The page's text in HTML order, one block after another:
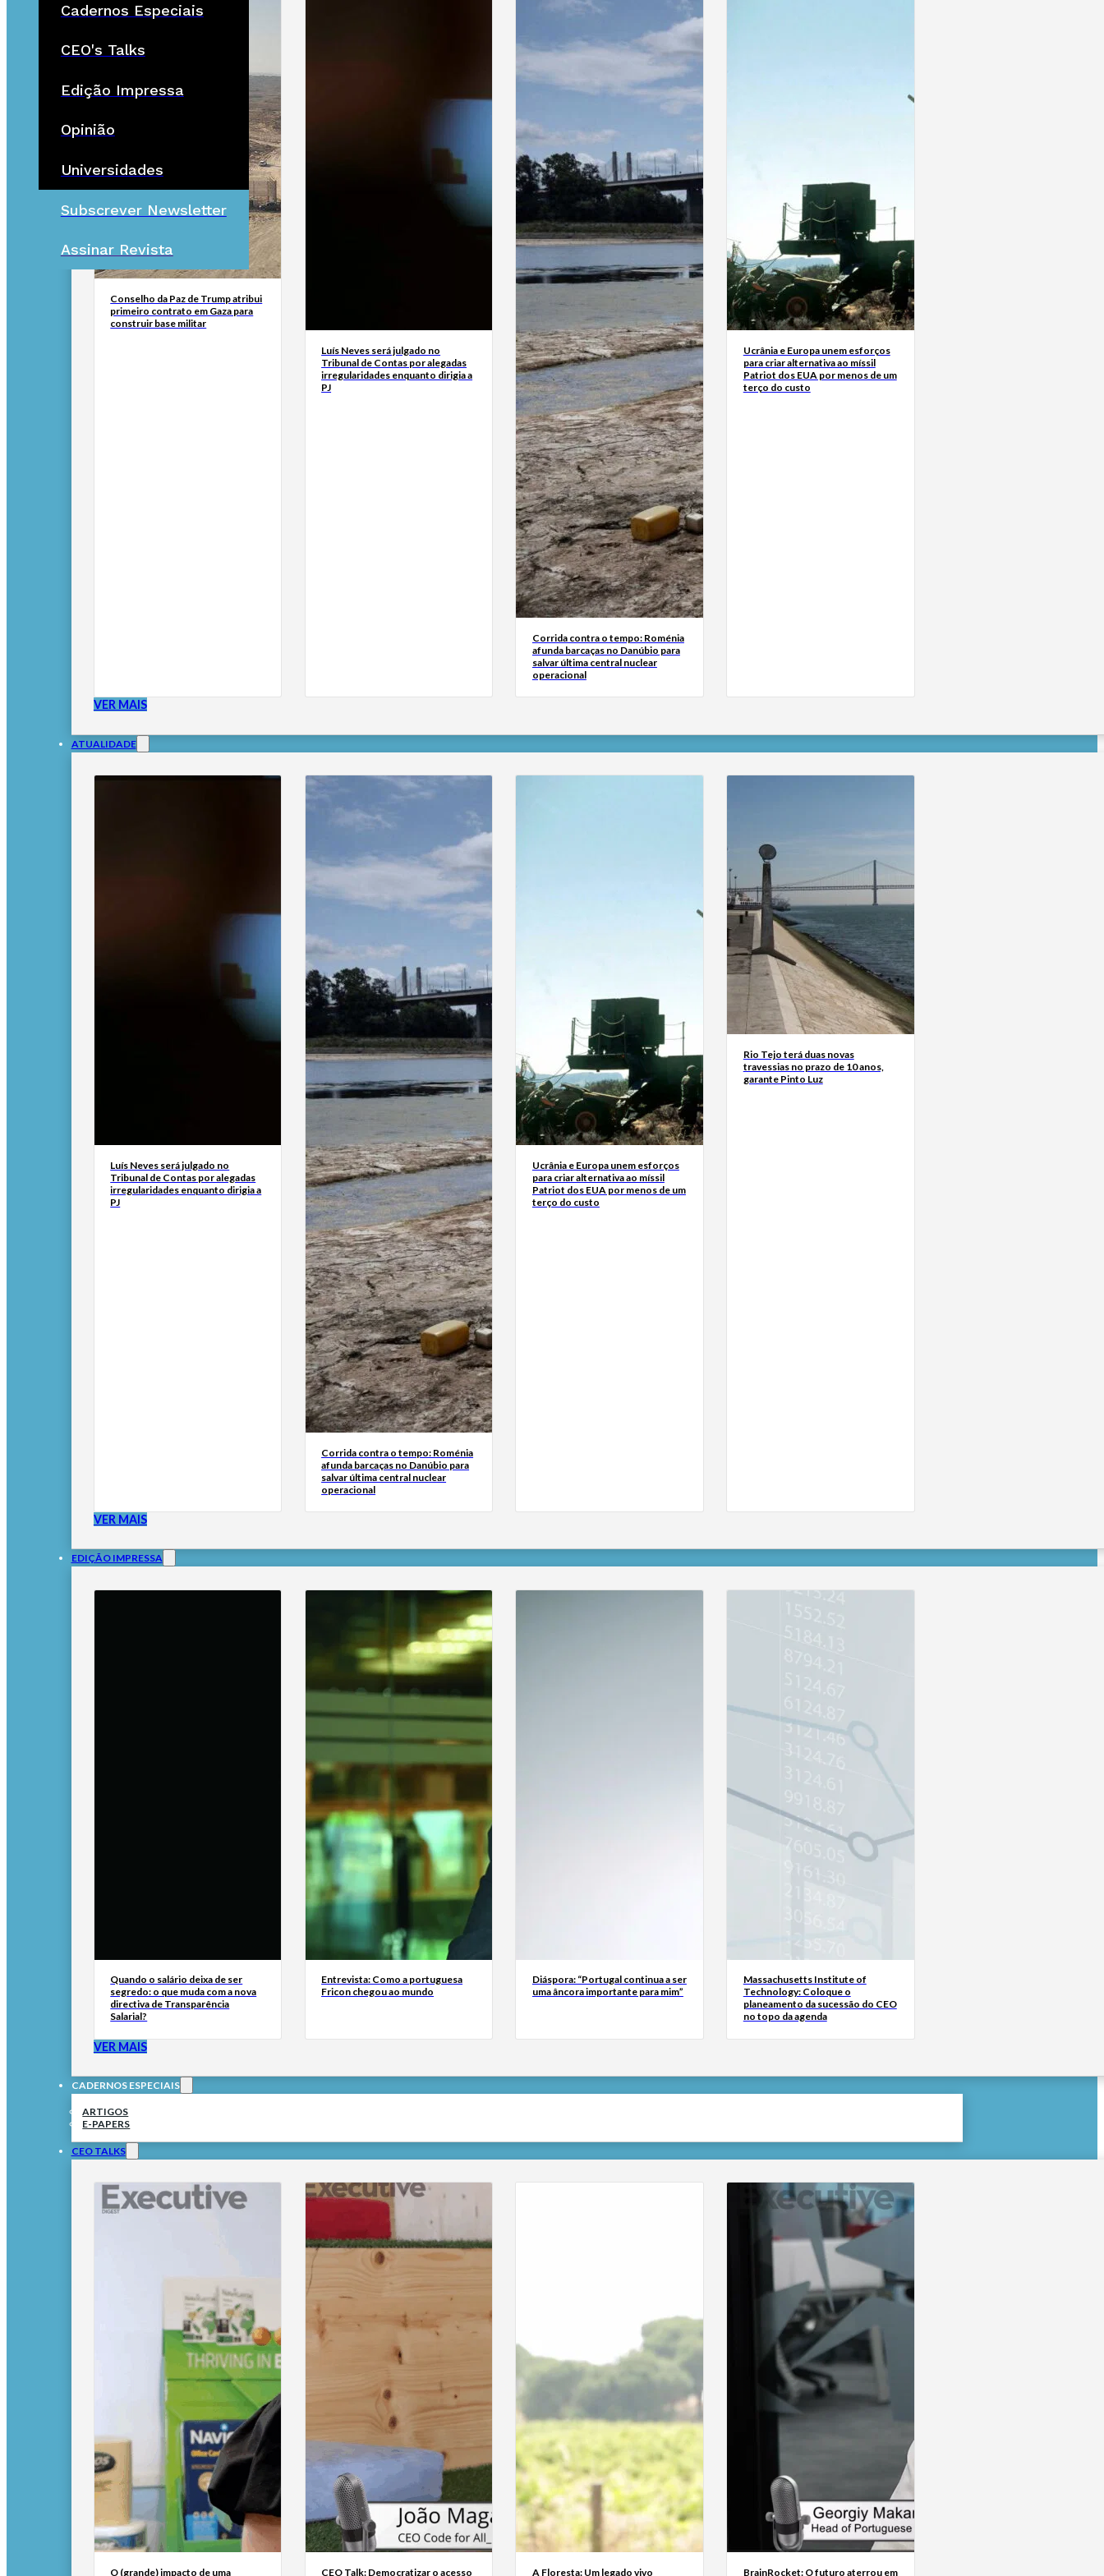
Cadernos Especiais
CEO's Talks
Edição Impressa
Opinião
Universidades
Subscrever Newsletter
Assinar Revista
Conselho da Paz de Trump atribui
primeiro contrato em Gaza para
construir base militar
Luís Neves será julgado no
Tribunal de Contas por alegadas
irregularidades enquanto dirigia a
PJ
Corrida contra o tempo: Roménia
afunda barcaças no Danúbio para
salvar última central nuclear
operacional
Ucrânia e Europa unem esforços
para criar alternativa ao míssil
Patriot dos EUA por menos de um
terço do custo
VER MAIS
ATUALIDADE
Luís Neves será julgado no
Tribunal de Contas por alegadas
irregularidades enquanto dirigia a
PJ
Corrida contra o tempo: Roménia
afunda barcaças no Danúbio para
salvar última central nuclear
operacional
Ucrânia e Europa unem esforços
para criar alternativa ao míssil
Patriot dos EUA por menos de um
terço do custo
Rio Tejo terá duas novas
travessias no prazo de 10 anos,
garante Pinto Luz
VER MAIS
EDIÇÃO IMPRESSA
Quando o salário deixa de ser
segredo: o que muda com a nova
directiva de Transparência
Salarial?
Entrevista: Como a portuguesa
Fricon chegou ao mundo
Diáspora: “Portugal continua a ser
uma âncora importante para mim”
Massachusetts Institute of
Technology: Coloque o
planeamento da sucessão do CEO
no topo da agenda
VER MAIS
CADERNOS ESPECIAIS
ARTIGOS
E-PAPERS
CEO TALKS
O (grande) impacto de uma CEO Talk: Democratizar o acesso A Floresta: Um legado vivo BrainRocket: O futuro aterrou em